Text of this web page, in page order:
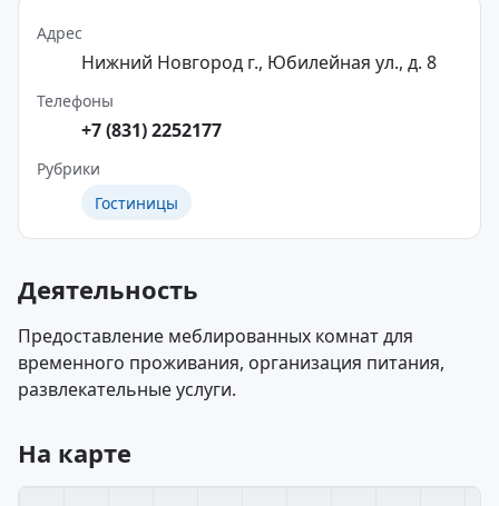
Адрес
Нижний Новгород г., Юбилейная ул., д. 8
Телефоны
+7 (831) 2252177
Рубрики
Гостиницы
Деятельность
Предоставление меблированных комнат для
временного проживания, организация питания,
развлекательные услуги.
На карте